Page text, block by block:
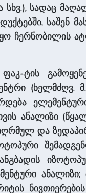
სხვ.), სადაც
საშენ
ჩერნობილის
ტის
(ხელმძღვ.
ანალიზი
და